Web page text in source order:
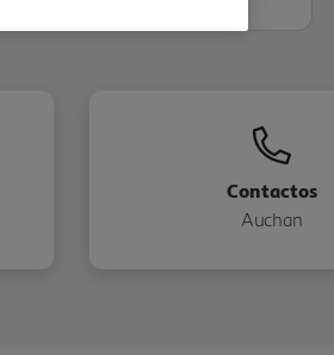
Contactos
Auchan